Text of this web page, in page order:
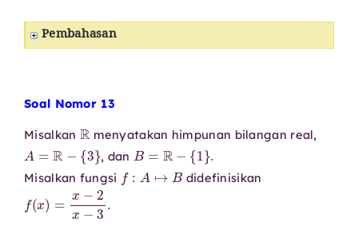
Pembahasan
Soal Nomor 13
Misalkan
R
menyatakan himpunan bilangan real,
A −{
, dan
B= −{
Misalkan fungsi
f: ↦
didefinisikan
f(x ) −2 x−3